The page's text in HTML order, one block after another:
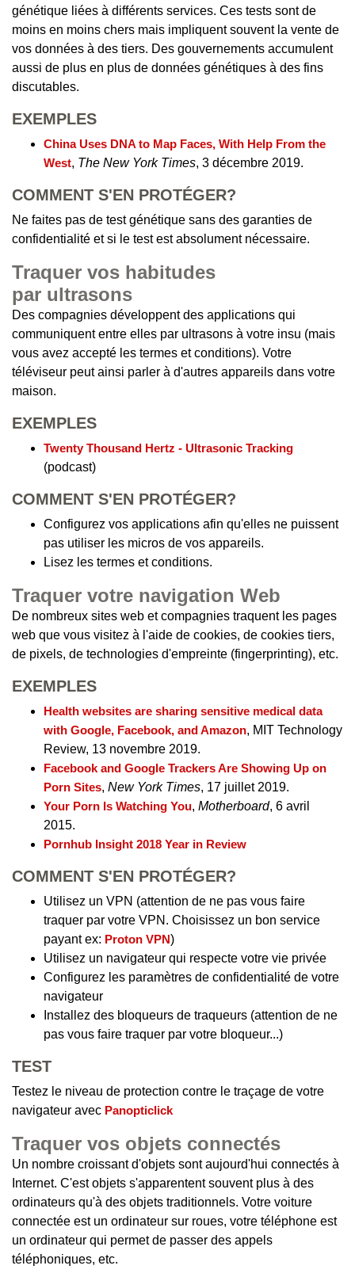
génétique liées à différents services. Ces tests sont de
moins en moins chers mais impliquent souvent la vente de
vos données à des tiers. Des gouvernements accumulent
aussi de plus en plus de données génétiques à des fins
discutables.
EXEMPLES
China Uses DNA to Map Faces, With Help From the
West, The New York Times, 3 décembre 2019.
COMMENT S'EN PROTÉGER?
Ne faites pas de test génétique sans des garanties de
confidentialité et si le test est absolument nécessaire.
Traquer vos habitudes
par ultrasons
Des compagnies développent des applications qui
communiquent entre elles par ultrasons à votre insu (mais
vous avez accepté les termes et conditions). Votre
téléviseur peut ainsi parler à d'autres appareils dans votre
maison.
EXEMPLES
Twenty Thousand Hertz - Ultrasonic Tracking
(podcast)
COMMENT S'EN PROTÉGER?
Configurez vos applications afin qu'elles ne puissent
pas utiliser les micros de vos appareils.
Lisez les termes et conditions.
Traquer votre navigation Web
De nombreux sites web et compagnies traquent les pages
web que vous visitez à l'aide de cookies, de cookies tiers,
de pixels, de technologies d'empreinte (fingerprinting), etc.
EXEMPLES
Health websites are sharing sensitive medical data
with Google, Facebook, and Amazon, MIT Technology
Review, 13 novembre 2019.
Facebook and Google Trackers Are Showing Up on
Porn Sites, New York Times, 17 juillet 2019.
Your Porn Is Watching You, Motherboard, 6 avril
2015.
Pornhub Insight 2018 Year in Review
COMMENT S'EN PROTÉGER?
Utilisez un VPN (attention de ne pas vous faire
traquer par votre VPN. Choisissez un bon service
payant ex: Proton VPN)
Utilisez un navigateur qui respecte votre vie privée
Configurez les paramètres de confidentialité de votre
navigateur
Installez des bloqueurs de traqueurs (attention de ne
pas vous faire traquer par votre bloqueur...)
TEST
Testez le niveau de protection contre le traçage de votre
navigateur avec Panopticlick
Traquer vos objets connectés
Un nombre croissant d'objets sont aujourd'hui connectés à
Internet. C'est objets s'apparentent souvent plus à des
ordinateurs qu'à des objets traditionnels. Votre voiture
connectée est un ordinateur sur roues, votre téléphone est
un ordinateur qui permet de passer des appels
téléphoniques, etc.